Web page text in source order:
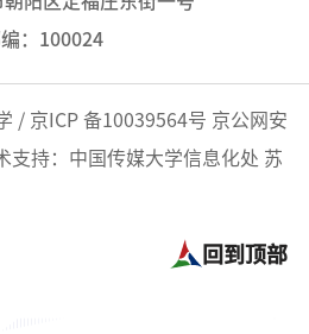
：100024
/ 京ICP 备10039564号 京公网安
支持：中国传媒大学信息化处 苏
回到顶部